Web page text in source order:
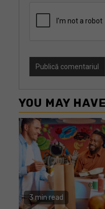
YOU MAY
3 min read